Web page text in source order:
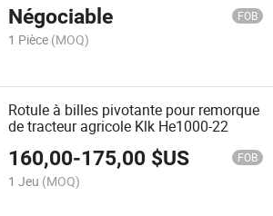
Négociable FOB
1 Pièce (MOQ)
Rotule à billes pivotante pour remorque
de tracteur agricole Klk He1000-22
160,00-175,00 $US FOB
1 Jeu (MOQ)